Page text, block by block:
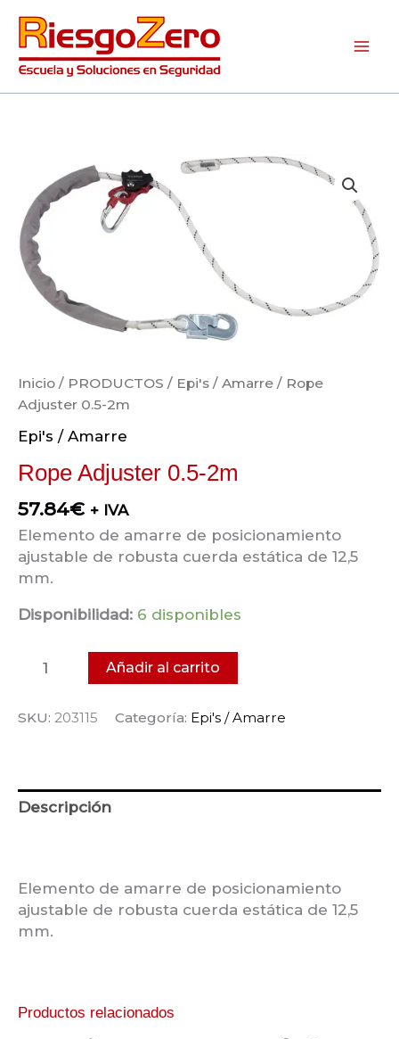
contenido
Inicio / PRODUCTOS / Epi's / Amarre / Rope
Adjuster 0.5-2m
Epi's / Amarre
Rope Adjuster 0.5-2m
57.84€ + IVA
Elemento de amarre de posicionamiento
ajustable de robusta cuerda estática de 12,5
mm.
Disponibilidad: 6 disponibles
Adjuster
0.5-
2m
cantidad
Añadir al carrito
SKU: 203115 Categoría: Epi's / Amarre
Descripción
Elemento de amarre de posicionamiento
ajustable de robusta cuerda estática de 12,5
mm.
Productos relacionados